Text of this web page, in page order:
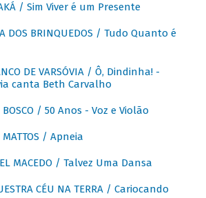
/ Sim Viver é um Presente
DOS BRINQUEDOS / Tudo Quanto é
DE VARSÓVIA / Ô, Dindinha! -
canta Beth Carvalho
BOSCO / 50 Anos - Voz e Violão
MATTOS / Apneia
MACEDO / Talvez Uma Dansa
CÉU NA TERRA / Cariocando